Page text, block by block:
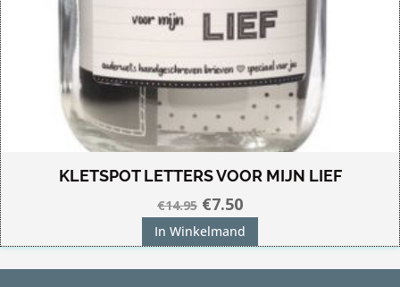
KLETSPOT LETTERS VOOR MIJN LIEF
€14.95 Oorspronkelijke
prijs
was:
€14.95.
€7.50Huidige
prijs
is:
€7.50.
In Winkelmand